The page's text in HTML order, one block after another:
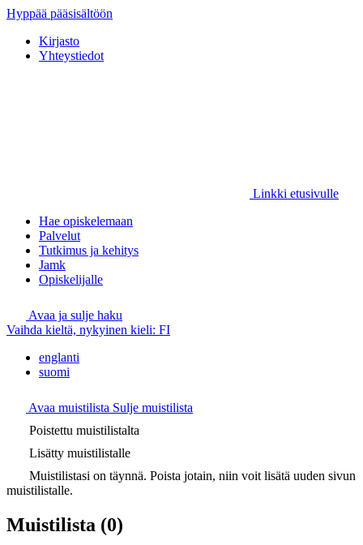
Hyppää pääsisältöön
Kirjasto
Yhteystiedot
Linkki etusivulle
Hae opiskelemaan
Palvelut
Tutkimus ja kehitys
Jamk
Opiskelijalle
Avaa ja sulje haku
Vaihda kieltä, nykyinen kieli: FI
englanti
suomi
Avaa muistilista Sulje muistilista
Poistettu muistilistalta
Lisätty muistilistalle
Muistilistasi on täynnä. Poista jotain, niin voit lisätä uuden sivun
muistilistalle.
Muistilista (0)